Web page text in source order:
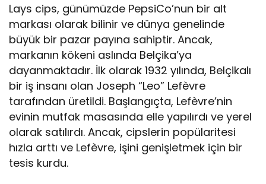
Lays cips, günümüzde PepsiCo’nun bir alt
markası olarak bilinir ve dünya genelinde
büyük bir pazar payına sahiptir. Ancak,
markanın kökeni aslında Belçika’ya
dayanmaktadır. İlk olarak 1932 yılında, Belçikalı
bir iş insanı olan Joseph “Leo” Lefèvre
tarafından üretildi. Başlangıçta, Lefèvre’nin
evinin mutfak masasında elle yapılırdı ve yerel
olarak satılırdı. Ancak, cipslerin popülaritesi
hızla arttı ve Lefèvre, işini genişletmek için bir
tesis kurdu.